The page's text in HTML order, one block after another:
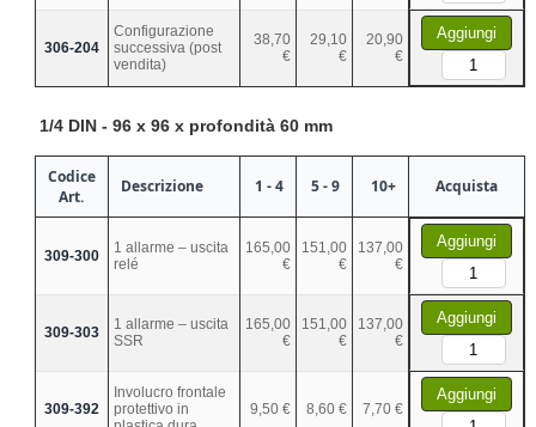
306-204
Configurazione
successiva (post
vendita)
38,70
€
29,10
€
20,90
€
Aggiungi
1/4 DIN - 96 x 96 x profondità 60 mm
Codice
Art.
Descrizione 1 - 4 5 - 9 10+ Acquista
309-300
1 allarme – uscita
relé
165,00
€
151,00
€
137,00
€
Aggiungi
309-303
1 allarme – uscita
SSR
165,00
€
151,00
€
137,00
€
Aggiungi
309-392
Involucro frontale
protettivo in
9,50 € 8,60 € 7,70 €
Aggiungi